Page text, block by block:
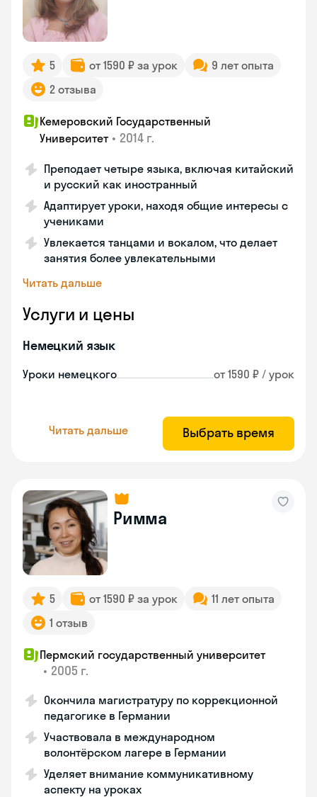
5 от 1590 ₽ за урок
9 лет опыта
2 отзыва
Кемеровский Государственный
Университет • 2014 г.
Преподает четыре языка, включая китайский
и русский как иностранный
Адаптирует уроки, находя общие интересы с
учениками
Увлекается танцами и вокалом, что делает
занятия более увлекательными
Читать дальше
Услуги и цены
Немецкий язык
Уроки немецкого от 1590 ₽ / урок
Читать дальше Выбрать время
Римма
5 от 1590 ₽ за урок
11 лет опыта
1 отзыв
Пермский государственный университет
• 2005 г.
Окончила магистратуру по коррекционной
педагогике в Германии
Участвовала в международном
волонтёрском лагере в Германии
Уделяет внимание коммуникативному
аспекту на уроках